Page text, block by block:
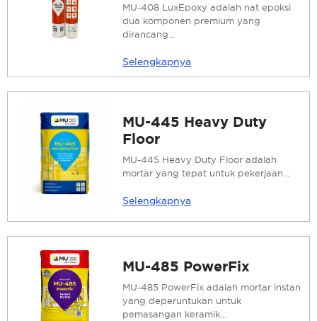
MU-408 LuxEpoxy adalah nat epoksi
dua komponen premium yang
dirancang...
Selengkapnya
MU-445 Heavy Duty
Floor
MU-445 Heavy Duty Floor adalah
mortar yang tepat untuk pekerjaan...
Selengkapnya
MU-485 PowerFix
MU-485 PowerFix adalah mortar instan
yang deperuntukan untuk
pemasangan keramik...